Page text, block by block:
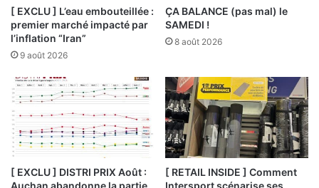
[ EXCLU ] L’eau embouteillée :
premier marché impacté par
l’inflation “Iran”
9 août 2026
ÇA BALANCE (pas mal) le
SAMEDI !
8 août 2026
[ EXCLU ] DISTRI PRIX Août :
Auchan abandonne la partie
[ RETAIL INSIDE ] Comment
Intersport scénarise ses